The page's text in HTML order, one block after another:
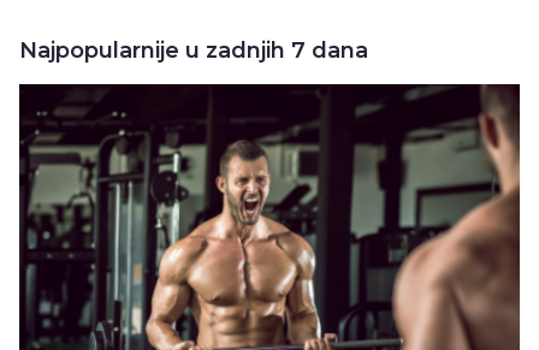
Najpopularnije u zadnjih 7 dana